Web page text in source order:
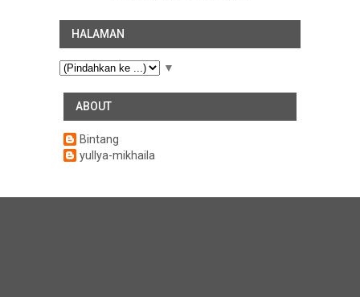
HALAMAN
▼
ABOUT
Bintang
yullya-mikhaila